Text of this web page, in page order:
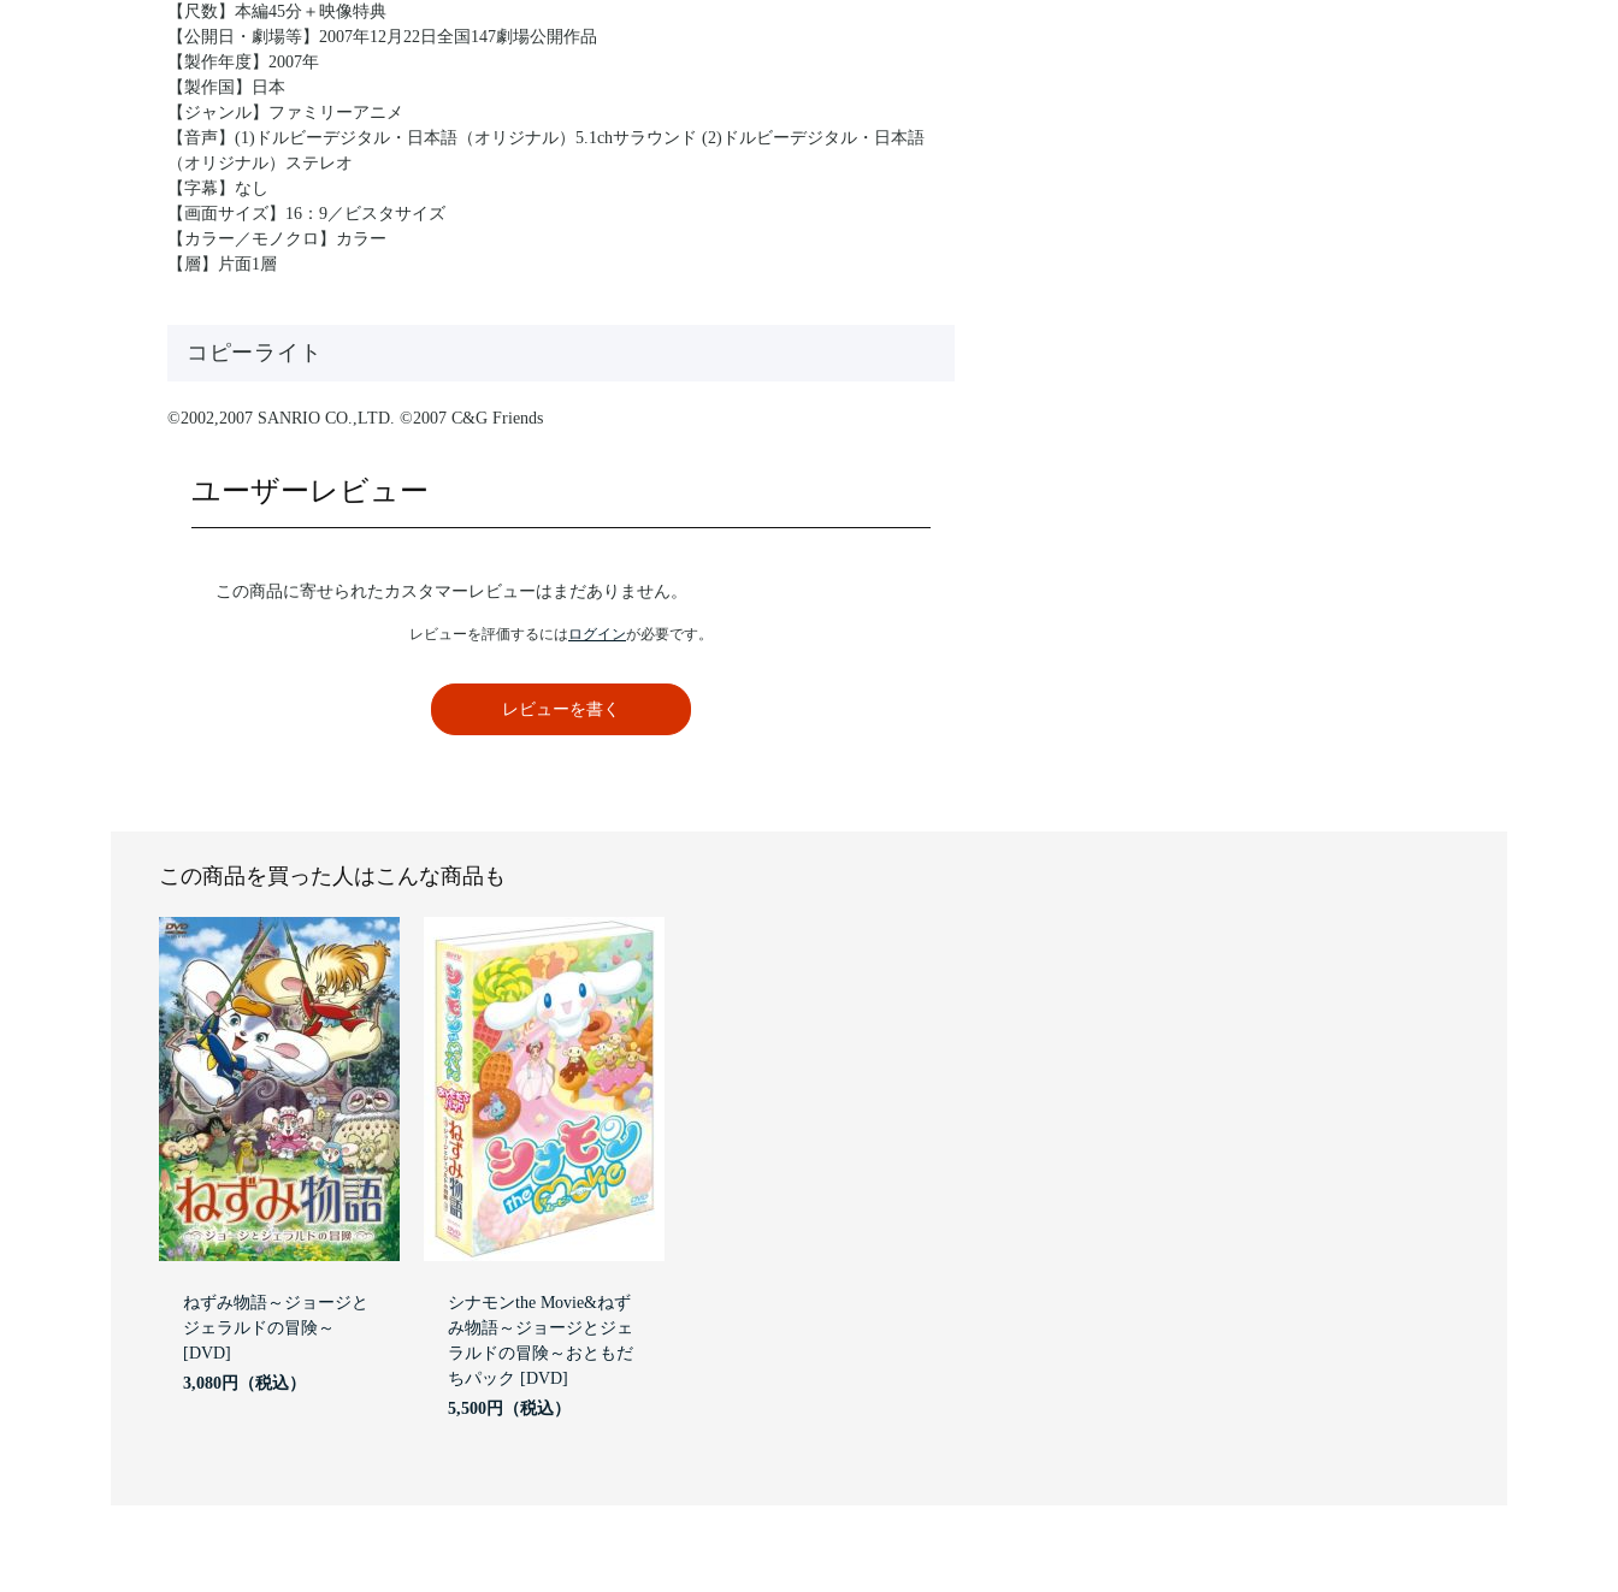
【尺数】本編45分＋映像特典
【公開日・劇場等】2007年12月22日全国147劇場公開作品
【製作年度】2007年
【製作国】日本
【ジャンル】ファミリーアニメ
【音声】(1)ドルビーデジタル・日本語（オリジナル）5.1chサラウンド (2)ドルビーデジタル・日本語
（オリジナル）ステレオ
【字幕】なし
【画面サイズ】16：9／ビスタサイズ
【カラー／モノクロ】カラー
【層】片面1層
コピーライト
©2002,2007 SANRIO CO.,LTD. ©2007 C&G Friends
ユーザーレビュー
この商品に寄せられたカスタマーレビューはまだありません。
レビューを評価するには ログインが必要です。
レビューを書く
この商品を買った人はこんな商品も
ねずみ物語～ジョージと
ジェラルドの冒険～
[DVD]
3,080円
シナモンthe Movie&ねず
み物語～ジョージとジェ
ラルドの冒険～おともだ
ちパック [DVD]
5,500円